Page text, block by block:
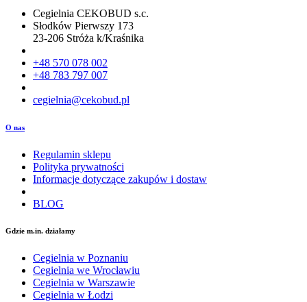
Cegielnia CEKOBUD s.c.
Słodków Pierwszy 173
23-206 Stróża k/Kraśnika
+48 570 078 002
+48 783 797 007
cegielnia@cekobud.pl
O nas
Regulamin sklepu
Polityka prywatności
Informacje dotyczące zakupów i dostaw
BLOG
Gdzie m.in. działamy
Cegielnia w Poznaniu
Cegielnia we Wrocławiu
Cegielnia w Warszawie
Cegielnia w Łodzi